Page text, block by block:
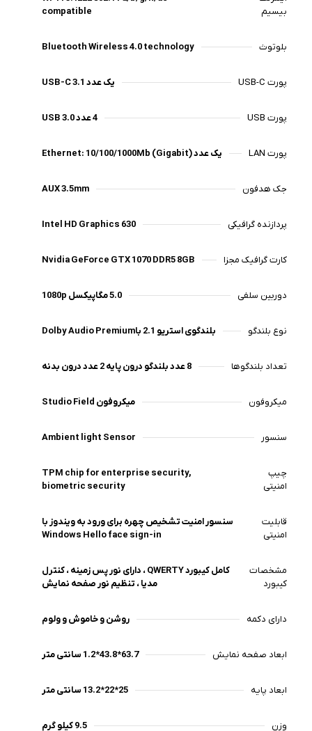
بیسیم
compatible
بلوتوث Bluetooth Wireless 4.0 technology
پورت USB-C یک عدد USB-C 3.1
پورت USB 4 عدد USB 3.0
پورت LAN یک عدد Ethernet: 10/100/1000Mb (Gigabit)
جک هدفون AUX 3.5mm
پردازنده گرافیکی Intel HD Graphics 630
کارت گرافیک مجزا Nvidia GeForce GTX 1070 DDR5 8GB
دوربین سلفی 5.0 مگاپیکسل 1080p
نوع بلندگو بلندگوی استریو 2.1 باDolby Audio Premium
تعداد بلندگوها 8 عدد بلندگو درون پایه 2 عدد درون بدنه
میکروفون میکروفون Studio Field
سنسور Ambient light Sensor
چیپ
امنیتی
TPM chip for enterprise security,
biometric security
قابلیت
امنیتی
سنسور امنیت تشخیص چهره برای ورود به ویندوز با
Windows Hello face sign-in
مشخصات
کیبورد
کامل کیبورد QWERTY ، دارای نور پس زمینه ، کنترل
مدیا ، تنظیم نور صفحه نمایش
دارای دکمه روشن و خاموش و ولوم
ابعاد صفحه نمایش 63.7*43.8*1.2 سانتی متر
ابعاد پایه 25*22*13.2 سانتی متر
وزن 9.5 کیلو گرم